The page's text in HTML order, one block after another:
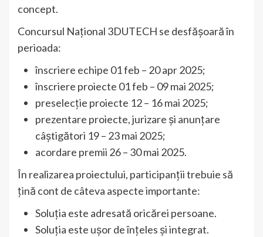
concept.
Concursul Național 3DUTECH se desfășoară în
perioada:
înscriere echipe 01 feb – 20 apr 2025;
înscriere proiecte 01 feb – 09 mai 2025;
preselecție proiecte 12 – 16 mai 2025;
prezentare proiecte, jurizare și anunțare
câștigători 19 – 23 mai 2025;
acordare premii 26 – 30 mai 2025.
În realizarea proiectului, participanții trebuie să
țină cont de câteva aspecte importante:
Soluția este adresată oricărei persoane.
Soluția este ușor de înțeles și integrat.